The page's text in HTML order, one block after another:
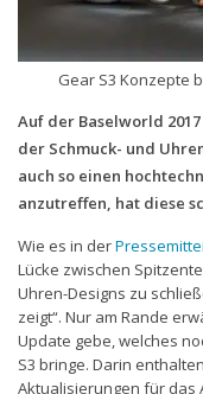
Flatrate-
Mobilfunk-
Flatrate-
Gear S3 Konzepte
Auf der Baselworld
der Schmuck- und
auch so einen
anzutreffen, hat diese
Wie es in der
Lücke zwischen
Uhren-Designs zu
zeigt“. Nur am Rande
Update gebe, welches
S3 bringe. Darin
Aktualisierungen für das